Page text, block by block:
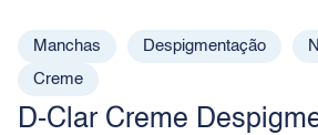
Manchas Despigmentação
Creme
D-Clar Creme